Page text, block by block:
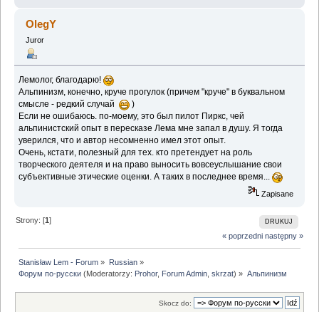
OlegY
Juror
Лемолог, благодарю!
Альпинизм, конечно, круче прогулок (причем "круче" в буквальном
смысле - редкий случай
)
Если не ошибаюсь. по-моему, это был пилот Пиркс, чей
альпинистский опыт в пересказе Лема мне запал в душу. Я тогда
уверился, что и автор несомненно имел этот опыт.
Очень, кстати, полезный для тех. кто претендует на роль
творческого деятеля и на право выносить вовсеуслышание свои
субъективные этические оценки. А таких в последнее время...
Zapisane
DRUKUJ
Strony: [1]
« poprzedni następny »
Stanisław Lem - Forum » Russian»
Форум по-русски (Moderatorzy: Prohor, Forum Admin ,skrzat) » Альпинизм
Skocz do: